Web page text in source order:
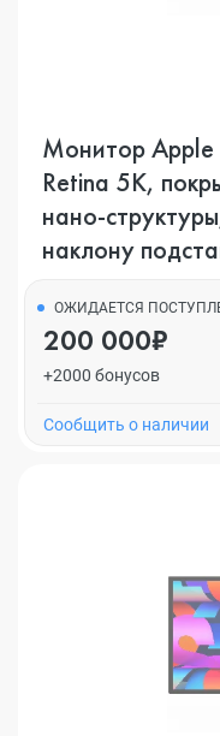
Монитор Apple
Retina 5K,
нано-
наклону
ОЖИДАЕТСЯ
200 000₽
+2000 бонусов
Cообщить о наличии